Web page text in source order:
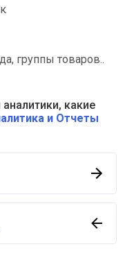
группы товаров..
какие
и Отчеты